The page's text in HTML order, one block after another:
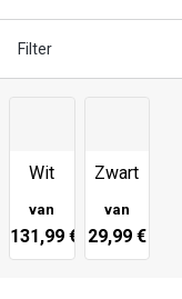
Filter
Wit
van
131,99 €
Zwart
van
29,99 €